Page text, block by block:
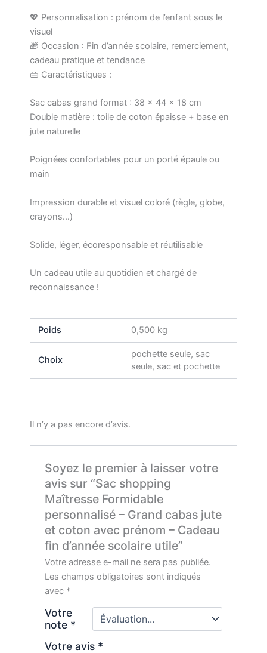
💖 Personnalisation : prénom de l’enfant sous le
visuel
🎁 Occasion : Fin d’année scolaire, remerciement,
cadeau pratique et tendance
👜 Caractéristiques :
Sac cabas grand format : 38 x 44 x 18 cm
Double matière : toile de coton épaisse + base en
jute naturelle
Poignées confortables pour un porté épaule ou
main
Impression durable et visuel coloré (règle, globe,
crayons…)
Solide, léger, écoresponsable et réutilisable
Un cadeau utile au quotidien et chargé de
reconnaissance !
Poids 0,500 kg
Choix
pochette seule, sac
seule, sac et pochette
Il n’y a pas encore d’avis.
Soyez le premier à laisser votre
avis sur “Sac shopping
Maîtresse Formidable
personnalisé – Grand cabas jute
et coton avec prénom – Cadeau
fin d’année scolaire utile”
Votre adresse e-mail ne sera pas publiée.
Les champs obligatoires sont indiqués
avec *
Votre
note *
Votre avis *